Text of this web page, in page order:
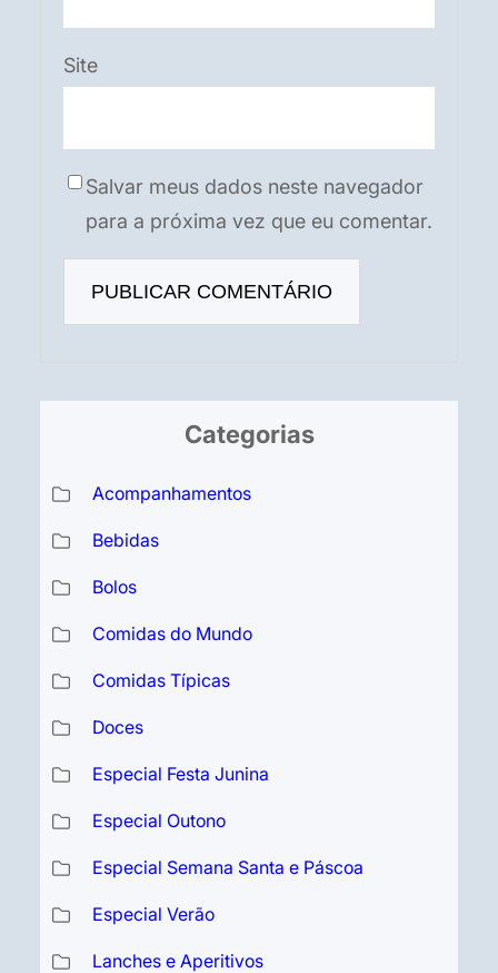
Site
Salvar meus dados neste navegador
para a próxima vez que eu comentar.
Categorias
Acompanhamentos
Bebidas
Bolos
Comidas do Mundo
Comidas Típicas
Doces
Especial Festa Junina
Especial Outono
Especial Semana Santa e Páscoa
Especial Verão
Lanches e Aperitivos